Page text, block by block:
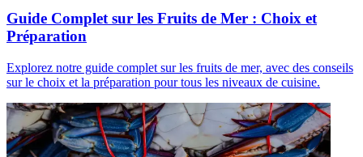
Guide Complet sur les Fruits de Mer : Choix et
Préparation
Explorez notre guide complet sur les fruits de mer, avec des conseils
sur le choix et la préparation pour tous les niveaux de cuisine.